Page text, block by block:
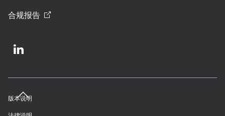
合规报告
版本说明